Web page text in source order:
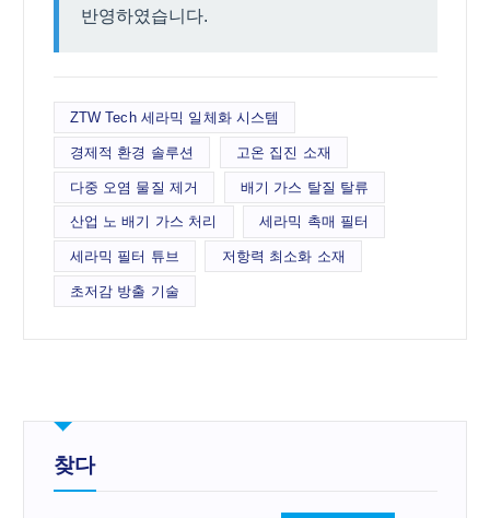
반영하였습니다.
ZTW Tech 세라믹 일체화 시스템
경제적 환경 솔루션 고온 집진 소재
다중 오염 물질 제거 배기 가스 탈질 탈류
산업 노 배기 가스 처리 세라믹 촉매 필터
세라믹 필터 튜브 저항력 최소화 소재
초저감 방출 기술
찾다